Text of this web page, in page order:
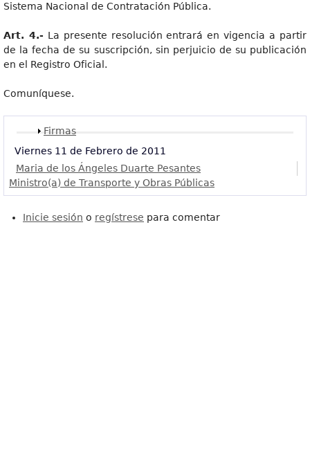
Sistema Nacional de Contratación Pública.
Art. 4.- La presente resolución entrará en vigencia a partir
de la fecha de su suscripción, sin perjuicio de su publicación
en el Registro Oficial.
Comuníquese.
Mostrar
Firmas
Viernes 11 de Febrero de 2011
Maria de los Ángeles Duarte Pesantes
Ministro(a) de Transporte y Obras Públicas
Inicie sesión o regístrese para comentar